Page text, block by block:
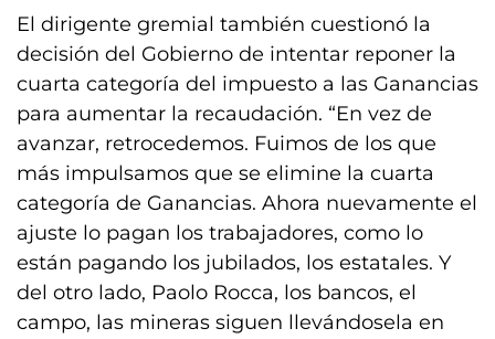
El dirigente gremial también cuestionó la
decisión del Gobierno de intentar reponer la
cuarta categoría del impuesto a las Ganancias
para aumentar la recaudación. “En vez de
avanzar, retrocedemos. Fuimos de los que
más impulsamos que se elimine la cuarta
categoría de Ganancias. Ahora nuevamente el
ajuste lo pagan los trabajadores, como lo
están pagando los jubilados, los estatales. Y
del otro lado, Paolo Rocca, los bancos, el
campo, las mineras siguen llevándosela en